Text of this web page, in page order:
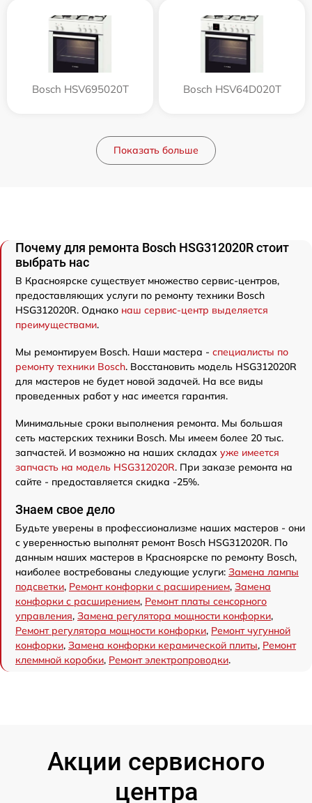
Bosch HSV695020T Bosch HSV64D020T
Показать больше
Почему для ремонта Bosch HSG312020R стоит
выбрать нас
В Красноярске существует множество сервис-центров,
предоставляющих услуги по ремонту техники Bosch
HSG312020R. Однако наш сервис-центр выделяется
преимуществами.
Мы ремонтируем Bosch. Наши мастера - специалисты по
ремонту техники Bosch. Восстановить модель HSG312020R
для мастеров не будет новой задачей. На все виды
проведенных работ у нас имеется гарантия.
Минимальные сроки выполнения ремонта. Мы большая
сеть мастерских техники Bosch. Мы имеем более 20 тыс.
запчастей. И возможно на наших складах уже имеется
запчасть на модель HSG312020R. При заказе ремонта на
сайте - предоставляется скидка -25%.
Знаем свое дело
Будьте уверены в профессионализме наших мастеров - они
с уверенностью выполнят ремонт Bosch HSG312020R. По
данным наших мастеров в Красноярске по ремонту Bosch,
наиболее востребованы следующие услуги: Замена лампы
подсветки, Ремонт конфорки с расширением, Замена
конфорки с расширением, Ремонт платы сенсорного
управления, Замена регулятора мощности конфорки,
Ремонт регулятора мощности конфорки, Ремонт чугунной
конфорки, Замена конфорки керамической плиты, Ремонт
клеммной коробки, Ремонт электропроводки.
Акции сервисного
центра